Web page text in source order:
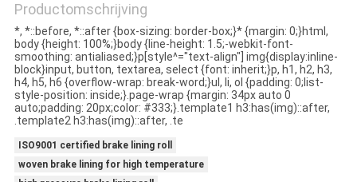
SITEMAP
PRIVACY
POLICY
Productomschrijving
*, *::before, *::after {box-sizing: border-box;}* {margin: 0;}html,
body {height: 100%;}body {line-height: 1.5;-webkit-font-
smoothing: antialiased;}p[style^="text-align"] img{display:inline-
block}input, button, textarea, select {font: inherit;}p, h1, h2, h3,
h4, h5, h6 {overflow-wrap: break-word;}ul, li, ol {padding: 0;list-
style-position: inside;}.page-wrap {margin: 34px auto 0
auto;padding: 20px;color: #333;}.template1 h3:has(img)::after,
.template2 h3:has(img)::after, .te
ISO9001 certified brake lining roll
woven brake lining for high temperature